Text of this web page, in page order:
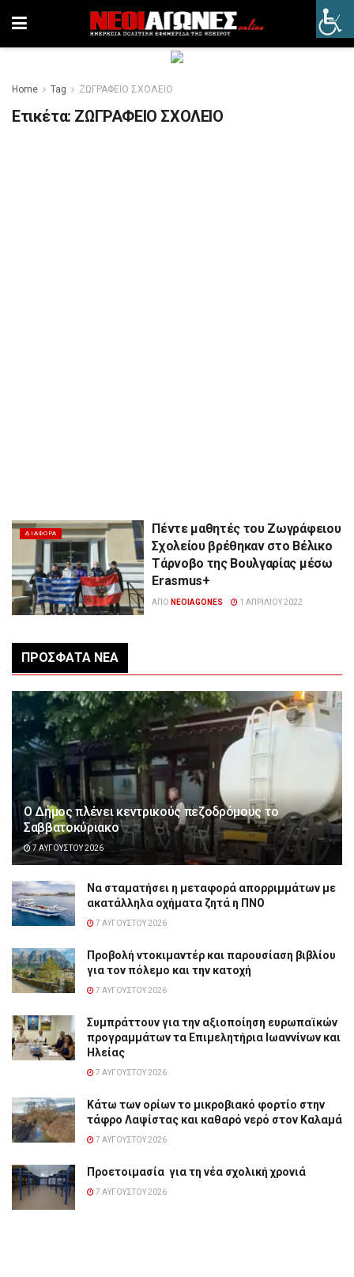
Home Tag ΖΩΓΡΑΦΕΙΟ ΣΧΟΛΕΙΟ
Ετικέτα: ΖΩΓΡΑΦΕΙΟ ΣΧΟΛΕΙΟ
ΔΙΆΦΟΡΑ
Πέντε μαθητές του Ζωγράφειου
Σχολείου βρέθηκαν στο Βέλικο
Τάρνοβο της Βουλγαρίας μέσω
Erasmus+
ΑΠΌ NEOIAGONES 1 ΑΠΡΙΛΊΟΥ 2022
ΠΡΌΣΦΑΤΑ ΝΈΑ
Ο Δήμος πλένει κεντρικούς πεζοδρόμους το
Σαββατοκύριακο
7 ΑΥΓΟΎΣΤΟΥ 2026
Να σταματήσει η μεταφορά απορριμμάτων με
ακατάλληλα οχήματα ζητά η ΠΝΟ
7 ΑΥΓΟΎΣΤΟΥ 2026
Προβολή ντοκιμαντέρ και παρουσίαση βιβλίου
για τον πόλεμο και την κατοχή
7 ΑΥΓΟΎΣΤΟΥ 2026
Συμπράττουν για την αξιοποίηση ευρωπαϊκών
προγραμμάτων τα Επιμελητήρια Ιωαννίνων και
Ηλείας
7 ΑΥΓΟΎΣΤΟΥ 2026
Κάτω των ορίων το μικροβιακό φορτίο στην
τάφρο Λαψίστας και καθαρό νερό στον Καλαμά
7 ΑΥΓΟΎΣΤΟΥ 2026
Προετοιμασία για τη νέα σχολική χρονιά
7 ΑΥΓΟΎΣΤΟΥ 2026